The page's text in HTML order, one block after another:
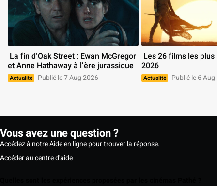
et Anne Hathaway à l’ère jurassique
Actualité Publié le 7 Aug 2026
2026
Actualité Publié le 6
Vous avez une question ?
Accédez à notre Aide en ligne pour trouver la réponse.
Accéder au centre d'aide